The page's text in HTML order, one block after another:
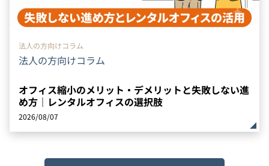
法人の方向けコラム
法人の方向けコラム
オフィス縮小のメリット・デメリットと失敗しない進
め方｜レンタルオフィスの選択肢
2026/08/07